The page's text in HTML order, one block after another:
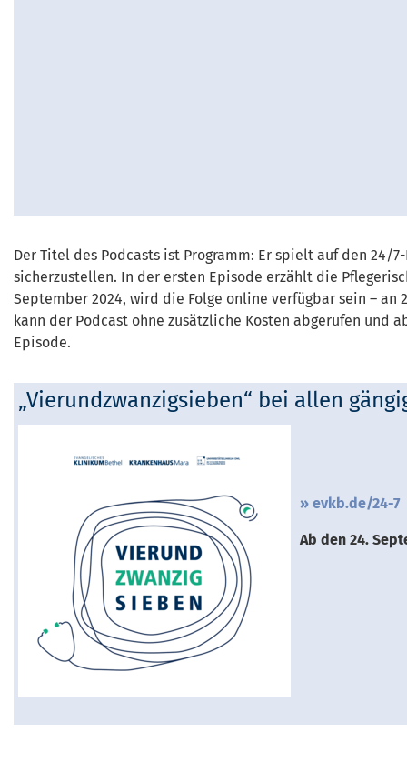
Der Titel des Podcasts ist Programm: Er spielt auf den
sicherzustellen. In der ersten Episode erzählt die
September 2024, wird die Folge online verfügbar sein – an
kann der Podcast ohne zusätzliche Kosten abgerufen und
Episode.
„Vierundzwanzigsieben“ bei allen
evkb.de/24-7
Ab den 24.